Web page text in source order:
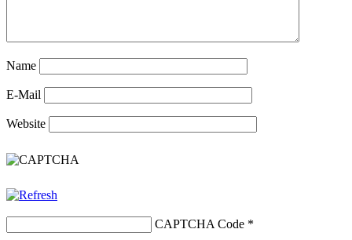
Name
E-Mail
Website
CAPTCHA Code *